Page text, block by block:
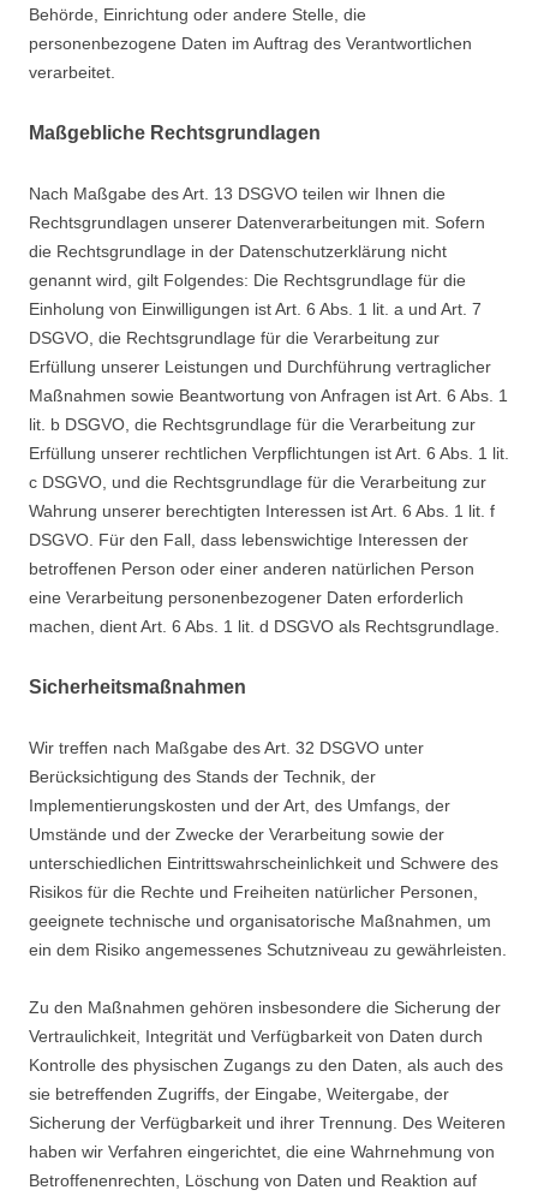
Behörde, Einrichtung oder andere Stelle, die
personenbezogene Daten im Auftrag des Verantwortlichen
verarbeitet.
Maßgebliche Rechtsgrundlagen
Nach Maßgabe des Art. 13 DSGVO teilen wir Ihnen die
Rechtsgrundlagen unserer Datenverarbeitungen mit. Sofern
die Rechtsgrundlage in der Datenschutzerklärung nicht
genannt wird, gilt Folgendes: Die Rechtsgrundlage für die
Einholung von Einwilligungen ist Art. 6 Abs. 1 lit. a und Art. 7
DSGVO, die Rechtsgrundlage für die Verarbeitung zur
Erfüllung unserer Leistungen und Durchführung vertraglicher
Maßnahmen sowie Beantwortung von Anfragen ist Art. 6 Abs. 1
lit. b DSGVO, die Rechtsgrundlage für die Verarbeitung zur
Erfüllung unserer rechtlichen Verpflichtungen ist Art. 6 Abs. 1 lit.
c DSGVO, und die Rechtsgrundlage für die Verarbeitung zur
Wahrung unserer berechtigten Interessen ist Art. 6 Abs. 1 lit. f
DSGVO. Für den Fall, dass lebenswichtige Interessen der
betroffenen Person oder einer anderen natürlichen Person
eine Verarbeitung personenbezogener Daten erforderlich
machen, dient Art. 6 Abs. 1 lit. d DSGVO als Rechtsgrundlage.
Sicherheitsmaßnahmen
Wir treffen nach Maßgabe des Art. 32 DSGVO unter
Berücksichtigung des Stands der Technik, der
Implementierungskosten und der Art, des Umfangs, der
Umstände und der Zwecke der Verarbeitung sowie der
unterschiedlichen Eintrittswahrscheinlichkeit und Schwere des
Risikos für die Rechte und Freiheiten natürlicher Personen,
geeignete technische und organisatorische Maßnahmen, um
ein dem Risiko angemessenes Schutzniveau zu gewährleisten.
Zu den Maßnahmen gehören insbesondere die Sicherung der
Vertraulichkeit, Integrität und Verfügbarkeit von Daten durch
Kontrolle des physischen Zugangs zu den Daten, als auch des
sie betreffenden Zugriffs, der Eingabe, Weitergabe, der
Sicherung der Verfügbarkeit und ihrer Trennung. Des Weiteren
haben wir Verfahren eingerichtet, die eine Wahrnehmung von
Betroffenenrechten, Löschung von Daten und Reaktion auf